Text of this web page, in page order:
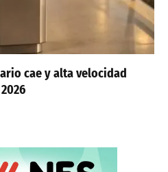
cae y alta velocidad